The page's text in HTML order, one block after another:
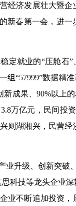
经济发展壮大暨
新春第一会，进
定就业的“压舱石
“57999”数据精
成果、90%以上
万亿元，民间投资
则湖湘兴，民营
业升级、创新突破
科技等龙头企业
业不断追加投资